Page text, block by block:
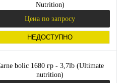
Nutrition)
Цена по запросу
НЕДОСТУПНО
bolic 1680 гр - 3,7lb (Ultimate
nutrition)